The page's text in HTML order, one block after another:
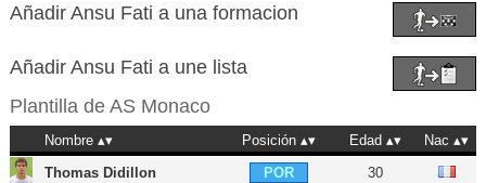
Añadir Ansu Fati a una formacion
Añadir Ansu Fati a une lista
Plantilla de AS Monaco
Nombre Posición Edad
Nac
Thomas Didillon
POR 30